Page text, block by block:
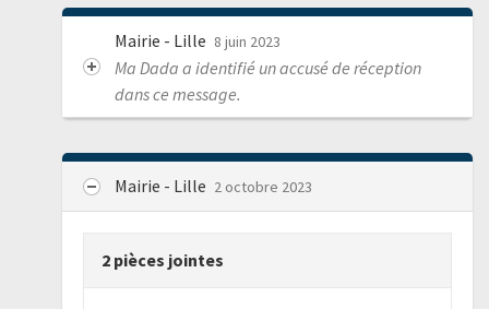
Mairie - Lille 8 juin 2023
Ma Dada a identifié un accusé de réception
dans ce message.
Mairie - Lille 2 octobre 2023
2 pièces jointes